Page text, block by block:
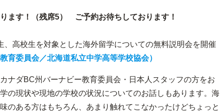
ます！（残席5） ご予約お待ちしております！
、高校生を対象とした海外留学についての無料説明会を開催
育委員会／北海道私立中学高等学校協会）
ナダBC州バーナビー教育委員会・日本人スタッフの方をお
の現状や現地の学校の状況についてのお話しもあります。海
のある方はもちろん、あまり触れてこなかったけどちょっと